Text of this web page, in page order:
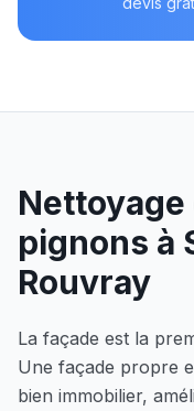
Nettoyage
pignons à
Rouvray
La façade est la
Une façade propre
bien immobilier,